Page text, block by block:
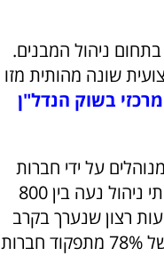
ניהול המבנים.
שונה מהותית מזו
מרכזי בשוק הנדל"ן
השרון מנוהלים על ידי חברות
ניהול מקצועיות. התמורה החודשית הממוצעת לדירה עבור שירותי ניהול נעה בין 800
רצון שנערך בקרב
דיירי מגדלים בהוד השרון ורעננה מצביע על רמת שביעות רצון של 78% מתפקוד חברות